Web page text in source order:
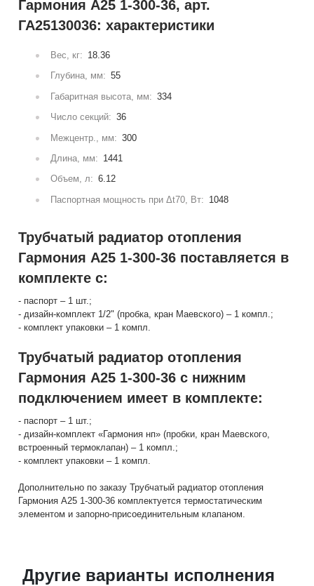
Гармония А25 1-300-36, арт.
ГА25130036: характеристики
Вес, кг: 18.36
Глубина, мм: 55
Габаритная высота, мм: 334
Число секций: 36
Межцентр., мм: 300
Длина, мм: 1441
Объем, л: 6.12
Паспортная мощность при Δt70, Вт: 1048
Трубчатый радиатор отопления
Гармония А25 1-300-36 поставляется в
комплекте с:
- паспорт – 1 шт.;
- дизайн-комплект 1/2" (пробка, кран Маевского) – 1 компл.;
- комплект упаковки – 1 компл.
Трубчатый радиатор отопления
Гармония А25 1-300-36 с нижним
подключением имеет в комплекте:
- паспорт – 1 шт.;
- дизайн-комплект «Гармония нп» (пробки, кран Маевского,
встроенный термоклапан) – 1 компл.;
- комплект упаковки – 1 компл.
Дополнительно по заказу Трубчатый радиатор отопления
Гармония А25 1-300-36 комплектуется термостатическим
элементом и запорно-присоединительным клапаном.
Другие варианты исполнения